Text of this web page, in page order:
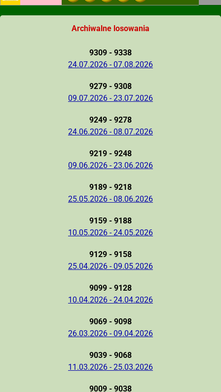
Archiwalne losowania
9309 - 9338
24.07.2026 - 07.08.2026
9279 - 9308
09.07.2026 - 23.07.2026
9249 - 9278
24.06.2026 - 08.07.2026
9219 - 9248
09.06.2026 - 23.06.2026
9189 - 9218
25.05.2026 - 08.06.2026
9159 - 9188
10.05.2026 - 24.05.2026
9129 - 9158
25.04.2026 - 09.05.2026
9099 - 9128
10.04.2026 - 24.04.2026
9069 - 9098
26.03.2026 - 09.04.2026
9039 - 9068
11.03.2026 - 25.03.2026
9009 - 9038